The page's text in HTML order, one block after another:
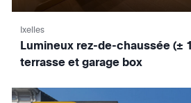
Ixelles
Lumineux rez-de-chaussée (±
terrasse et garage box